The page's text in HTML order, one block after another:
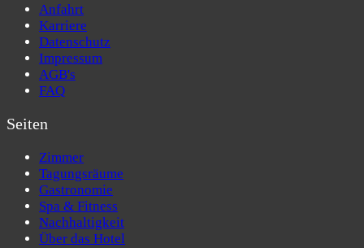
Anfahrt
Karriere
Datenschutz
Impressum
AGB's
FAQ
Seiten
Zimmer
Tagungsräume
Gastronomie
Spa & Fitness
Nachhaltigkeit
Über das Hotel